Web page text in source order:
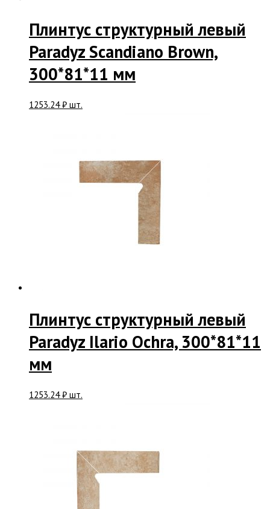
Плинтус структурный левый
Paradyz Scandiano Brown,
300*81*11 мм
1253.24₽ шт.
Плинтус структурный левый
Paradyz Ilario Ochra, 300*81*11
мм
1253.24₽ шт.